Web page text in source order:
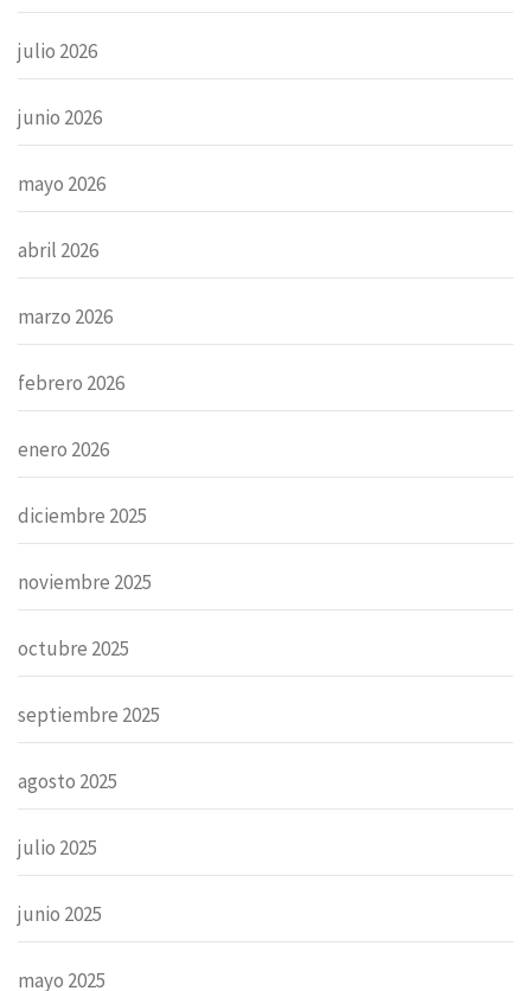
julio 2026
junio 2026
mayo 2026
abril 2026
marzo 2026
febrero 2026
enero 2026
diciembre 2025
noviembre 2025
octubre 2025
septiembre 2025
agosto 2025
julio 2025
junio 2025
mayo 2025